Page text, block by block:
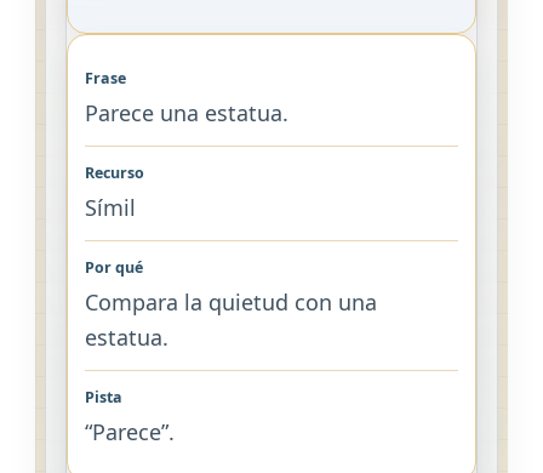
Parece una estatua.
Símil
Compara la quietud con una
estatua.
“Parece”.